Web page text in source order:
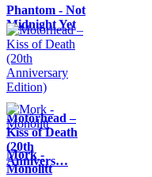
Phantom - Not
Midnight Yet
Motörhead –
Kiss of Death
(20th
Annivers…
Mork -
Monolitt